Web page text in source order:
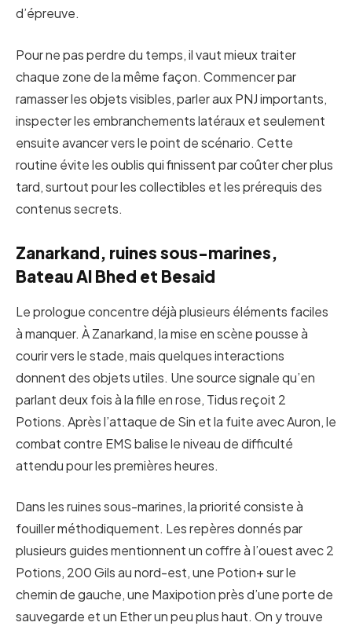
d’épreuve.
Pour ne pas perdre du temps, il vaut mieux traiter
chaque zone de la même façon. Commencer par
ramasser les objets visibles, parler aux PNJ importants,
inspecter les embranchements latéraux et seulement
ensuite avancer vers le point de scénario. Cette
routine évite les oublis qui finissent par coûter cher plus
tard, surtout pour les collectibles et les prérequis des
contenus secrets.
Zanarkand, ruines sous-marines,
Bateau Al Bhed et Besaid
Le prologue concentre déjà plusieurs éléments faciles
à manquer. À Zanarkand, la mise en scène pousse à
courir vers le stade, mais quelques interactions
donnent des objets utiles. Une source signale qu’en
parlant deux fois à la fille en rose, Tidus reçoit 2
Potions. Après l’attaque de Sin et la fuite avec Auron, le
combat contre EMS balise le niveau de difficulté
attendu pour les premières heures.
Dans les ruines sous-marines, la priorité consiste à
fouiller méthodiquement. Les repères donnés par
plusieurs guides mentionnent un coffre à l’ouest avec 2
Potions, 200 Gils au nord-est, une Potion+ sur le
chemin de gauche, une Maxipotion près d’une porte de
sauvegarde et un Ether un peu plus haut. On y trouve